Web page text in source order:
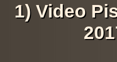
1) Video